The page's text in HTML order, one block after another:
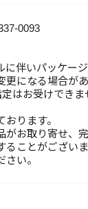
0093
に伴いパッケー
になる場合があ
はお受けできま
ります。
がお取り寄せ、
ことがございま
い。